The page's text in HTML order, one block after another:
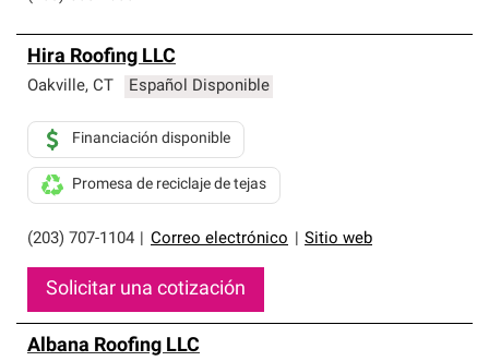
Hira Roofing LLC
Oakville, CT Español Disponible
(203) 707-1104 Correo electrónico Sitio web
Financiación disponible
Promesa de reciclaje de tejas
Solicitar una cotización
Albana Roofing LLC